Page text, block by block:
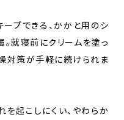
ープできる、かかと用のシ
就寝前にクリームを塗っ
対策が手軽に続けられま
起こしにくい、やわらか